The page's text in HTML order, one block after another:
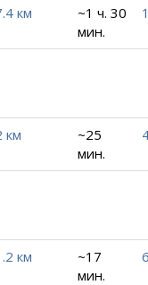
км
~1 ч. 30
мин.
км
~25
мин.
км
~17
мин.